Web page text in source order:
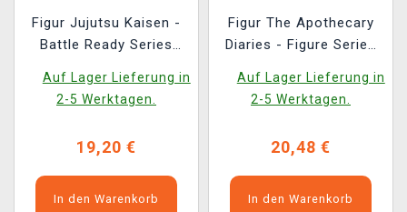
Figur Jujutsu Kaisen -
Battle Ready Series
Auf Lager Lieferung in
2-5 Werktagen.
19,20 €
In den Warenkorb
Figur The Apothecary
Diaries - Figure Series
Auf Lager Lieferung in
2-5 Werktagen.
20,48 €
In den Warenkorb